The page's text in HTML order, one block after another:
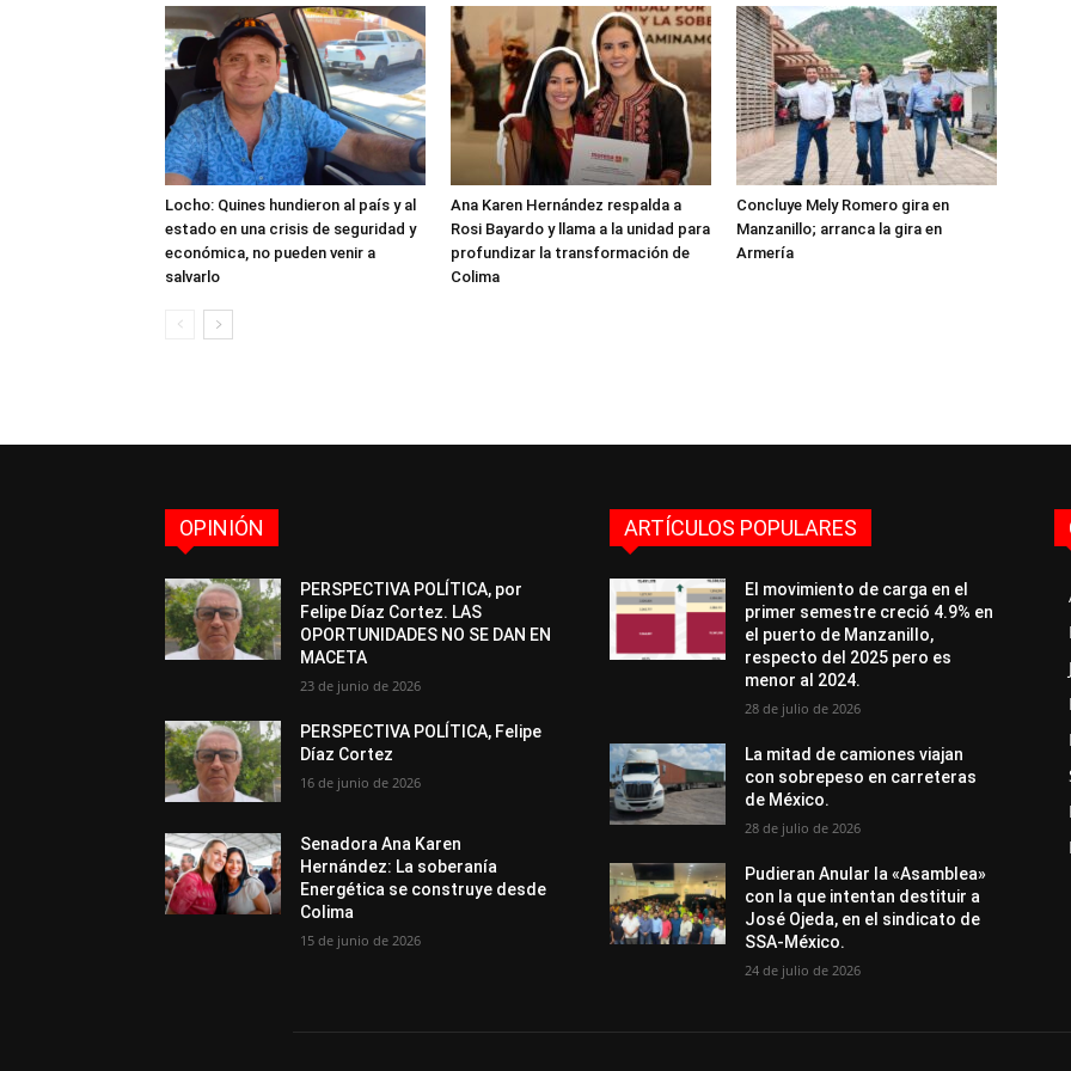
Locho: Quines hundieron al país y al
estado en una crisis de seguridad y
económica, no pueden venir a
salvarlo
Ana Karen Hernández respalda a
Rosi Bayardo y llama a la unidad para
profundizar la transformación de
Colima
Concluye Mely Romero gira en
Manzanillo; arranca la gira en
Armería
OPINIÓN
PERSPECTIVA POLÍTICA, por
Felipe Díaz Cortez. LAS
OPORTUNIDADES NO SE DAN EN
MACETA
23 de junio de 2026
PERSPECTIVA POLÍTICA, Felipe
Díaz Cortez
16 de junio de 2026
Senadora Ana Karen
Hernández: La soberanía
Energética se construye desde
Colima
15 de junio de 2026
ARTÍCULOS POPULARES
El movimiento de carga en el
primer semestre creció 4.9% en
el puerto de Manzanillo,
respecto del 2025 pero es
menor al 2024.
28 de julio de 2026
La mitad de camiones viajan
con sobrepeso en carreteras
de México.
28 de julio de 2026
Pudieran Anular la «Asamblea»
con la que intentan destituir a
José Ojeda, en el sindicato de
SSA-México.
24 de julio de 2026